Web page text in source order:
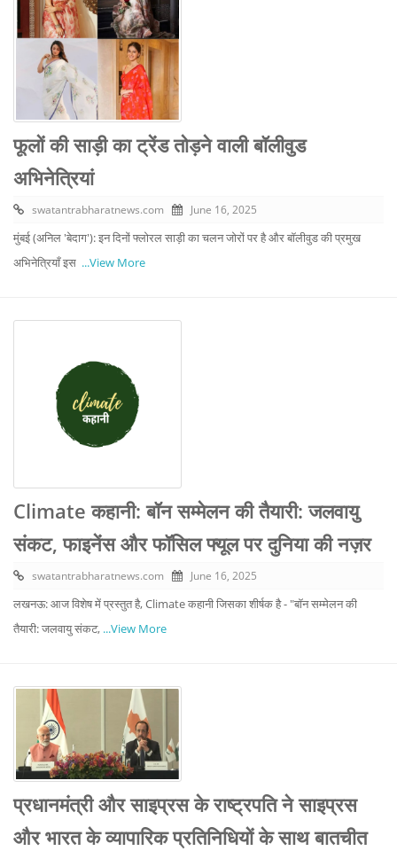
फूलों की साड़ी का ट्रेंड तोड़ने वाली बॉलीवुड
अभिनेत्रियां
swatantrabharatnews.com June 16, 2025
मुंबई (अनिल 'बेदाग'): इन दिनों फ्लोरल साड़ी का चलन जोरों पर है और बॉलीवुड की प्रमुख
अभिनेत्रियाँ इस ...View More
Climate कहानी: बॉन सम्मेलन की तैयारी: जलवायु
संकट, फाइनेंस और फॉसिल फ्यूल पर दुनिया की नज़र
swatantrabharatnews.com June 16, 2025
लखनऊ: आज विशेष में प्रस्तुत है, Climate कहानी जिसका शीर्षक है - "बॉन सम्मेलन की
तैयारी: जलवायु संकट, ...View More
प्रधानमंत्री और साइप्रस के राष्ट्रपति ने साइप्रस
और भारत के व्यापारिक प्रतिनिधियों के साथ बातचीत